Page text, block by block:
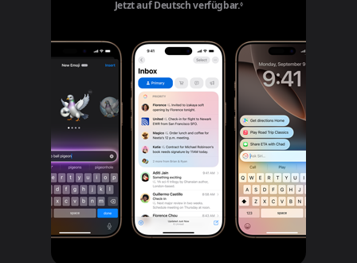
Jetzt auf Deutsch verfügbar.◊Siehe rechtliche